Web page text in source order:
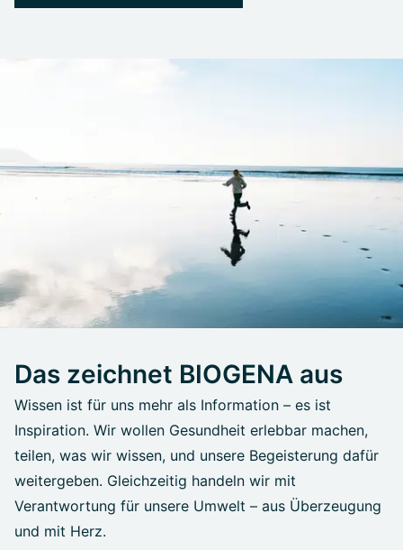
Das zeichnet BIOGENA aus
Wissen ist für uns mehr als Information – es ist
Inspiration. Wir wollen Gesundheit erlebbar machen,
teilen, was wir wissen, und unsere Begeisterung dafür
weitergeben. Gleichzeitig handeln wir mit
Verantwortung für unsere Umwelt – aus Überzeugung
und mit Herz.